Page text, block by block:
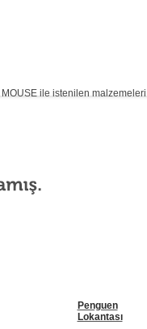
ile istenilen malzemeleri
Penguen
Lokantası